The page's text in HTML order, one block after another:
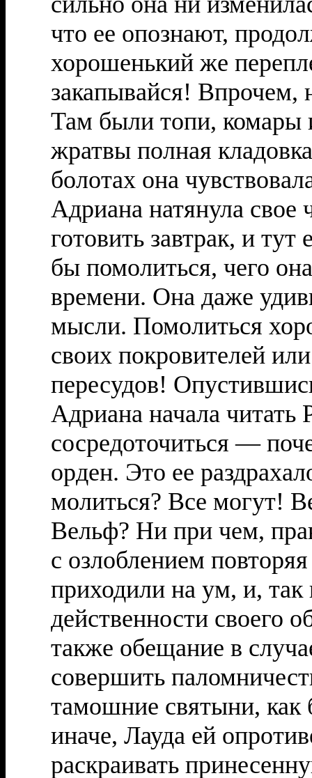
что ее опознают,
хорошенький же
закапывайся!
Там были топи, комары
жратвы полная
болотах она
Адриана натянула свое
готовить завтрак, и
бы помолиться, чего
времени. Она даже
мысли. Помолиться
своих покровителей
пересудов!
Адриана начала читать
сосредоточиться —
орден. Это ее
молиться? Все могут!
Вельф? Ни при чем,
с озлоблением
приходили на ум, и, так
действенности своего
также обещание в
совершить
тамошние святыни, как
иначе, Лауда ей
раскраивать